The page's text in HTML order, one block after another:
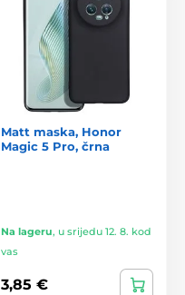
Matt maska, Honor
Magic 5 Pro, črna
Na lageru, u srijedu 12. 8. kod
vas
3,85 €